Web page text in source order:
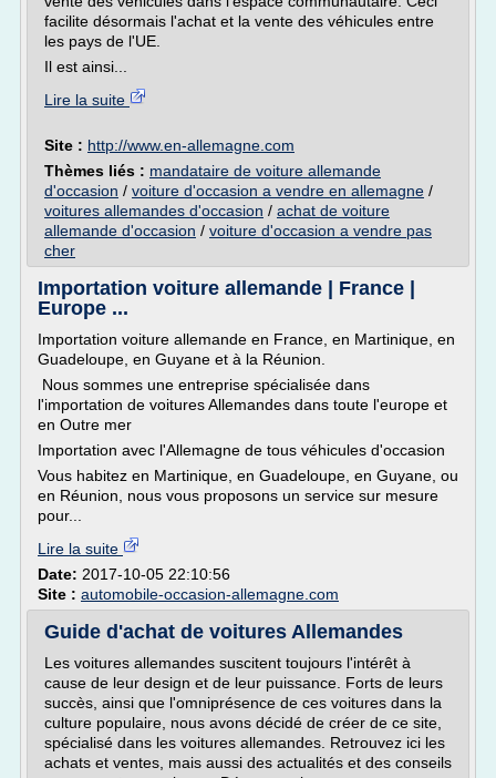
facilite désormais l'achat et la vente des véhicules entre
les pays de l'UE.
Il est ainsi...
Lire la suite
Site : http://www.en-allemagne.com
Thèmes liés : mandataire de voiture allemande
d'occasion / voiture d'occasion a vendre en allemagne /
voitures allemandes d'occasion / achat de voiture
allemande d'occasion / voiture d'occasion a vendre pas
cher
Importation voiture allemande | France |
Europe ...
Importation voiture allemande en France, en Martinique, en
Guadeloupe, en Guyane et à la Réunion.
Nous sommes une entreprise spécialisée dans
l'importation de voitures Allemandes dans toute l'europe et
en Outre mer
Importation avec l'Allemagne de tous véhicules d'occasion
Vous habitez en Martinique, en Guadeloupe, en Guyane, ou
en Réunion, nous vous proposons un service sur mesure
pour...
Lire la suite
Date: 2017-10-05 22:10:56
Site : automobile-occasion-allemagne.com
Guide d'achat de voitures Allemandes
Les voitures allemandes suscitent toujours l'intérêt à
cause de leur design et de leur puissance. Forts de leurs
succès, ainsi que l'omniprésence de ces voitures dans la
culture populaire, nous avons décidé de créer de ce site,
spécialisé dans les voitures allemandes. Retrouvez ici les
achats et ventes, mais aussi des actualités et des conseils